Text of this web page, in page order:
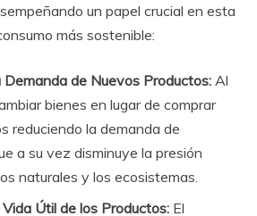
un papel crucial en esta
más sostenible:
Demanda de Nuevos Productos: Al
bienes en lugar de comprar
reduciendo la demanda de
a su vez disminuye la presión
naturales y los ecosistemas.
Útil de los Productos: El